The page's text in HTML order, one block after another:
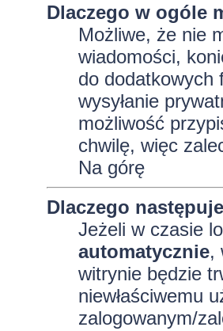
Dlaczego w ogóle
Możliwe, że nie
wiadomości,
do dodatkowych
wysyłanie
możliwość
chwilę, więc
Na górę
Dlaczego
Jeżeli w czasie
automatycznie,
witrynie będzie
niewłaściwemu
zalogowanym/